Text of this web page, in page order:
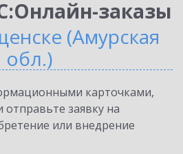
заказы
(Амурская
обл.)
карточками,
заявку на
или внедрение